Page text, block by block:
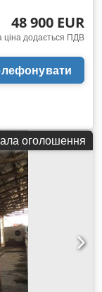
48 900 EUR
ціна додається ПДВ
оголошення